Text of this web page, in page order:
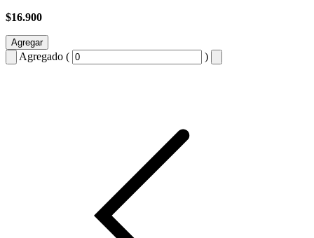
$16.900
Agregar
Agregado ( )